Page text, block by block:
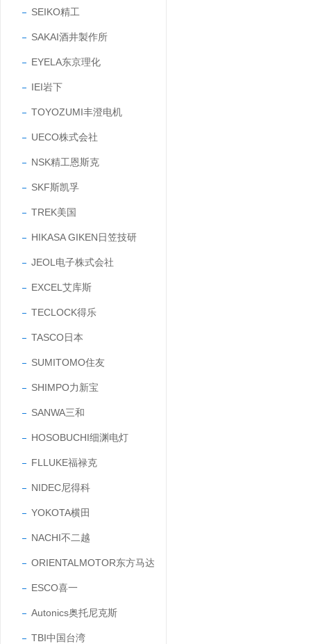
SEIKO精工
SAKAI酒井製作所
EYELA东京理化
IEI岩下
TOYOZUMI丰澄电机
UECO株式会社
NSK精工恩斯克
SKF斯凯孚
TREK美国
HIKASA GIKEN日笠技研
JEOL电子株式会社
EXCEL艾库斯
TECLOCK得乐
TASCO日本
SUMITOMO住友
SHIMPO力新宝
SANWA三和
HOSOBUCHI细渊电灯
FLLUKE福禄克
NIDEC尼得科
YOKOTA横田
NACHI不二越
ORIENTALMOTOR东方马达
ESCO喜一
Autonics奥托尼克斯
TBI中国台湾